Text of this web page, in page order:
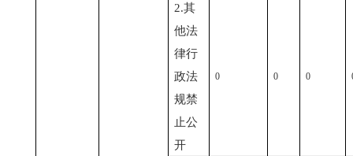
2.其
他法
律行
政法
规禁
止公
开
0 0 0